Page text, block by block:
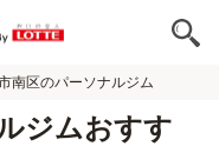
南区のパーソナルジム
ジムおすす